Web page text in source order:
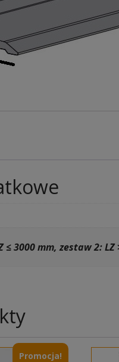
≤ 3000 mm, zestaw 2: LZ
Promocja!